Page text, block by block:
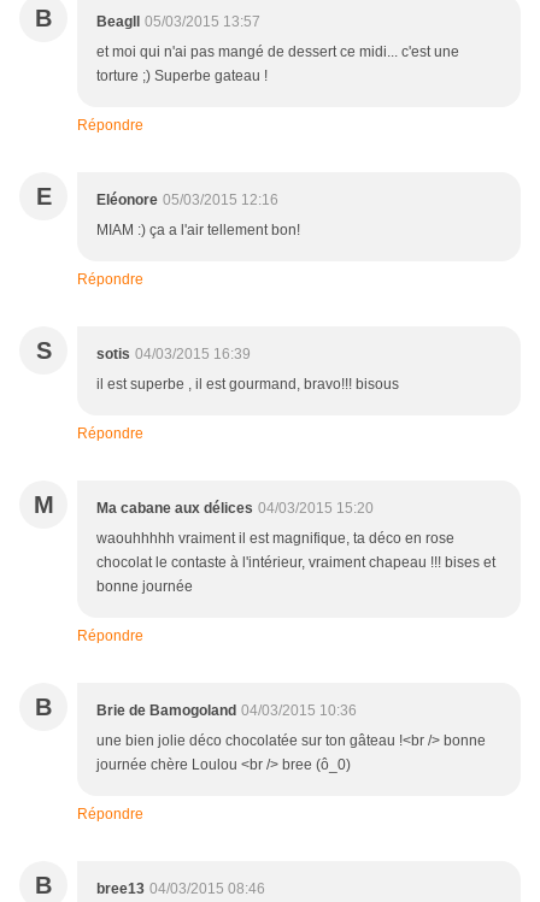
B Beagll
05/03/2015 13:57
et moi qui n'ai pas mangé de dessert ce midi... c'est une
torture ;) Superbe gateau !
Répondre
E Eléonore 05/03/2015 12:16
MIAM :) ça a l'air tellement bon!
Répondre
S sotis 04/03/2015 16:39
il est superbe , il est gourmand, bravo!!! bisous
Répondre
M Ma cabane aux délices 04/03/2015 15:20
waouhhhhh vraiment il est magnifique, ta déco en rose
chocolat le contaste à l'intérieur, vraiment chapeau !!! bises et
bonne journée
Répondre
B Brie de Bamogoland 04/03/2015 10:36
une bien jolie déco chocolatée sur ton gâteau !<br /> bonne
journée chère Loulou <br /> bree (ô_0)
Répondre
B bree13 04/03/2015 08:46